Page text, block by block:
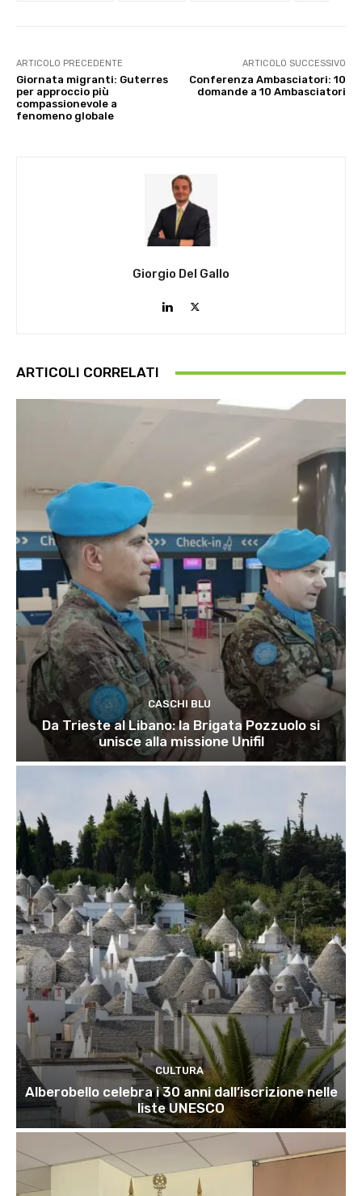
ARTICOLO PRECEDENTE
Giornata migranti: Guterres
per approccio più
compassionevole a
fenomeno globale
ARTICOLO SUCCESSIVO
Conferenza Ambasciatori: 10
domande a 10 Ambasciatori
Giorgio Del Gallo
ARTICOLI CORRELATI
CASCHI BLU
Da Trieste al Libano: la Brigata Pozzuolo si
unisce alla missione Unifil
CULTURA
Alberobello celebra i 30 anni dall’iscrizione nelle
liste UNESCO